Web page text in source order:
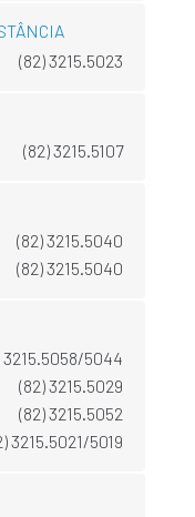
(82) 3215.5023
(82) 3215.5107
(82) 3215.5040
(82) 3215.5040
3215.5058/5044
(82) 3215.5029
(82) 3215.5052
3215.5021/5019